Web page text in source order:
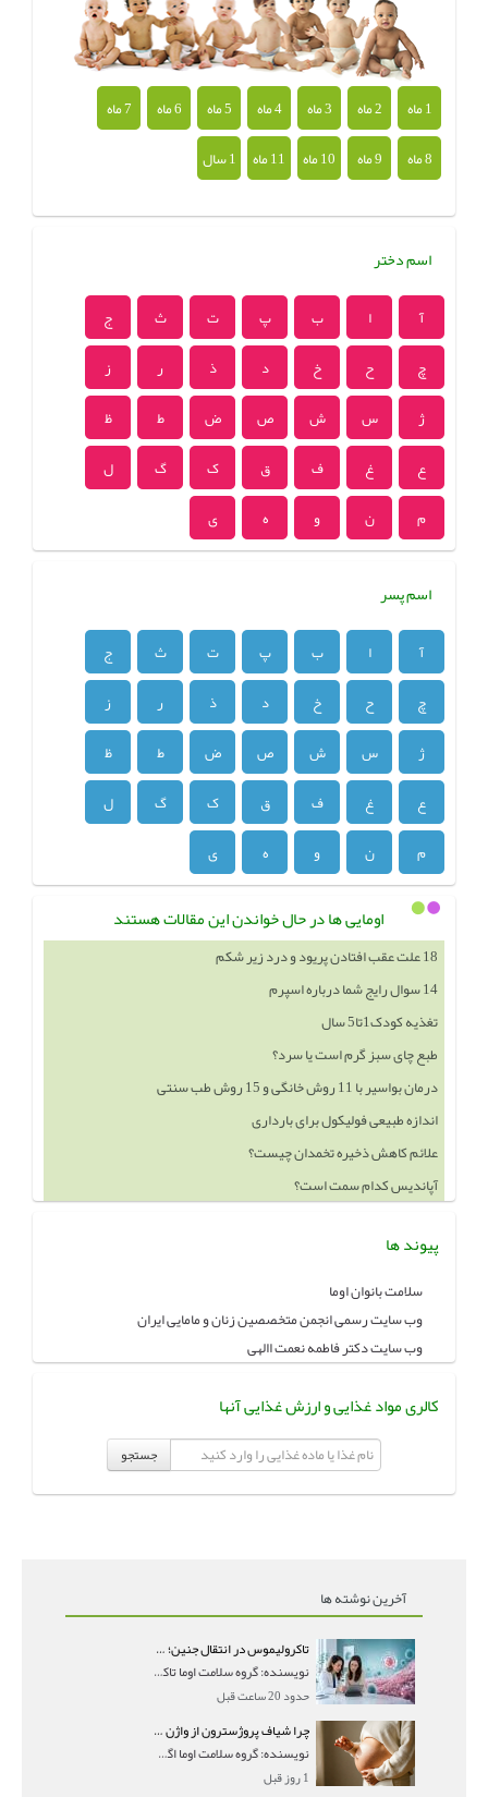
1 ماه 2 ماه 3 ماه 4 ماه 5 ماه 6 ماه
7 ماه
8 ماه
9 ماه 10 ماه 11 ماه 1 سال
اسم دختر
آ ا ب پ ت ث
ج
چ
ح خ د ذ ر
ز
ژ
س ش ص ض ط
ظ
ع
غ ف ق ک گ
ل
م
ن و ه ی
اسم پسر
آ ا ب پ ت ث
ج
چ
ح خ د ذ ر
ز
ژ
س ش ص ض ط
ظ
ع
غ ف ق ک گ
ل
م
ن و ه ی
اومایی ها در حال خواندن این مقالات هستند
14 سوال رایج شما درباره اسپرم
تغذیه کودک1تا5 سال
طبع چای سبز گرم است یا سرد؟
درمان بواسیر با 11 روش خانگی و 15 روش طب سنتی
اندازه طبیعی فولیکول برای بارداری
علائم کاهش ذخیره تخمدان چیست؟
آپاندیس کدام سمت است؟
خوردن چه چيزهايي باعث بزرگ شدن سينه ميشود
پیوند ها
سلامت بانوان اوما
وب سایت رسمی انجمن متخصصین زنان و مامایی ایران
وب سایت دکتر فاطمه نعمت االهی
کالری مواد غذایی و ارزش غذایی آنها
جستجو
آخرین نوشته ها
تاکرولیموس در انتقال جنین؛ آیا شانس لانه‌گزینی را افزایش می‌دهد؟
نویسنده: گروه سلامت اوما تاکرولیموس در انتقال جنین
حدود 20 ساعت قبل
چرا شیاف پروژسترون از واژن بیرون می‌ریزد؟ میزان جذب و زمان صحیح مصرف
نویسنده: گروه سلامت اوما اگر بعد از گذاشتن شیاف پر
1 روز قبل